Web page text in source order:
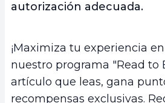
autorización adecuada.
¡Maximiza tu experiencia
nuestro programa "Read to
artículo que leas, gana
recompensas exclusivas.